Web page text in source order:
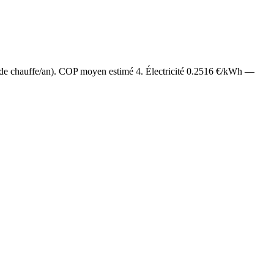
chauffe/an). COP moyen estimé 4. Électricité 0.2516 €/kWh —